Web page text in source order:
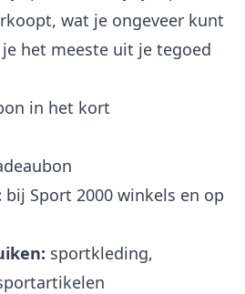
wat je ongeveer kunt
het meeste uit je tegoed
in het kort
bij Sport 2000 winkels en op
sportkleding,